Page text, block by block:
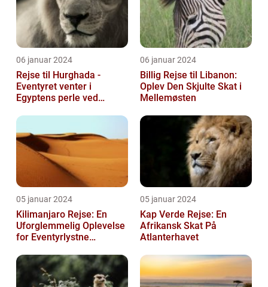
06 januar 2024
Rejse til Hurghada -
Eventyret venter i
Egyptens perle ved
06 januar 2024
Billig Rejse til Libanon:
Oplev Den Skjulte Skat i
Mellemøsten
05 januar 2024
Kilimanjaro Rejse: En
Uforglemmelig Oplevelse
for Eventyrlystne
05 januar 2024
Kap Verde Rejse: En
Afrikansk Skat På
Atlanterhavet